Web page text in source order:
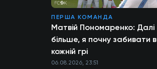
ПЕРША КОМАНДА
Матвій Пономаренко: Далі
більше, я почну забивати в
кожній грі
06.08.2026, 23:51